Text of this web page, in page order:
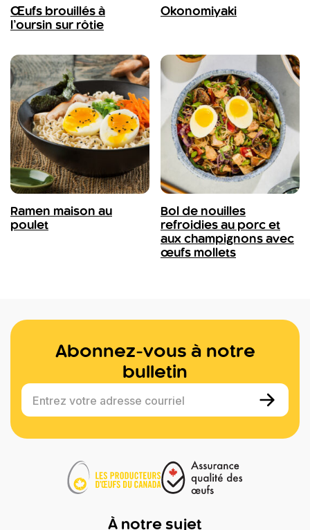
Œufs brouillés à
l’oursin sur rôtie
Okonomiyaki
Ramen maison au
poulet
Bol de nouilles
refroidies au porc et
aux champignons avec
œufs mollets
Abonnez-vous à notre
bulletin
Entrez votre adresse courriel
À notre sujet